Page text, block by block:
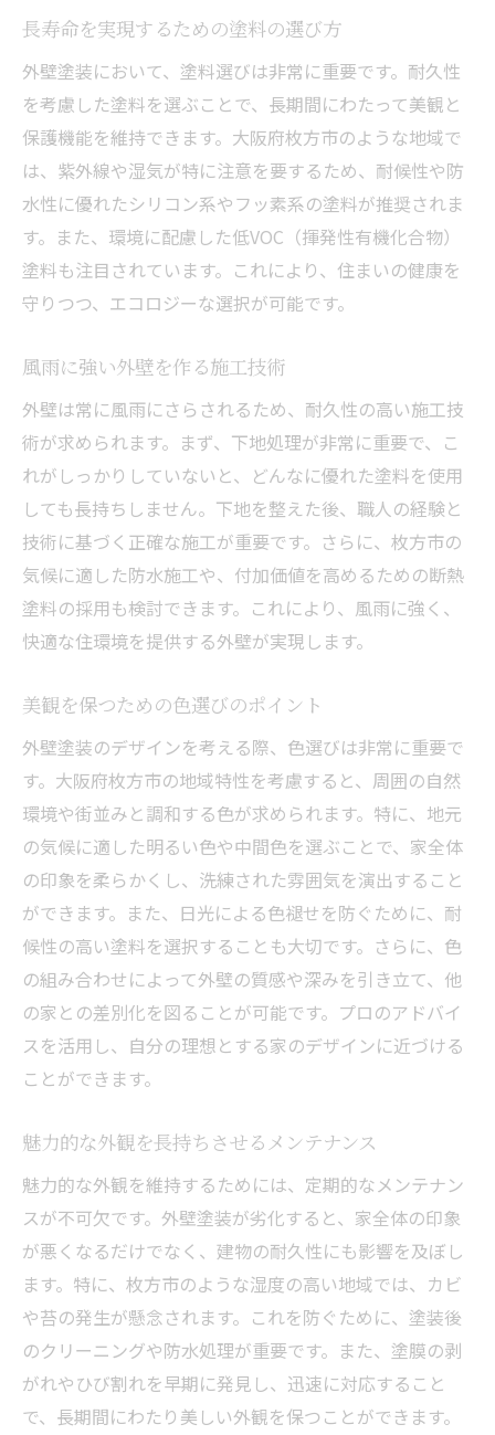
長寿命を実現するための塗料の選び方
外壁塗装において、塗料選びは非常に重要です。耐久性
を考慮した塗料を選ぶことで、長期間にわたって美観と
保護機能を維持できます。大阪府枚方市のような地域で
は、紫外線や湿気が特に注意を要するため、耐候性や防
水性に優れたシリコン系やフッ素系の塗料が推奨されま
す。また、環境に配慮した低VOC（揮発性有機化合物）
塗料も注目されています。これにより、住まいの健康を
守りつつ、エコロジーな選択が可能です。
風雨に強い外壁を作る施工技術
外壁は常に風雨にさらされるため、耐久性の高い施工技
術が求められます。まず、下地処理が非常に重要で、こ
れがしっかりしていないと、どんなに優れた塗料を使用
しても長持ちしません。下地を整えた後、職人の経験と
技術に基づく正確な施工が重要です。さらに、枚方市の
気候に適した防水施工や、付加価値を高めるための断熱
塗料の採用も検討できます。これにより、風雨に強く、
快適な住環境を提供する外壁が実現します。
美観を保つための色選びのポイント
外壁塗装のデザインを考える際、色選びは非常に重要で
す。大阪府枚方市の地域特性を考慮すると、周囲の自然
環境や街並みと調和する色が求められます。特に、地元
の気候に適した明るい色や中間色を選ぶことで、家全体
の印象を柔らかくし、洗練された雰囲気を演出すること
ができます。また、日光による色褪せを防ぐために、耐
候性の高い塗料を選択することも大切です。さらに、色
の組み合わせによって外壁の質感や深みを引き立て、他
の家との差別化を図ることが可能です。プロのアドバイ
スを活用し、自分の理想とする家のデザインに近づける
ことができます。
魅力的な外観を長持ちさせるメンテナンス
魅力的な外観を維持するためには、定期的なメンテナン
スが不可欠です。外壁塗装が劣化すると、家全体の印象
が悪くなるだけでなく、建物の耐久性にも影響を及ぼし
ます。特に、枚方市のような湿度の高い地域では、カビ
や苔の発生が懸念されます。これを防ぐために、塗装後
のクリーニングや防水処理が重要です。また、塗膜の剥
がれやひび割れを早期に発見し、迅速に対応すること
で、長期間にわたり美しい外観を保つことができます。